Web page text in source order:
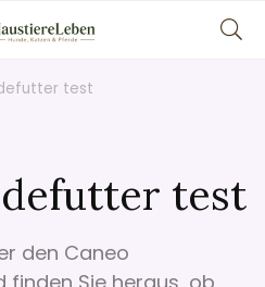
test
test
den Caneo